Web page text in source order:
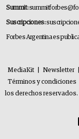
Summit:
Suscripciones:
Forbes Argentina es
MediaKit Newsletter
Términos y condiciones
los derechos reservados.